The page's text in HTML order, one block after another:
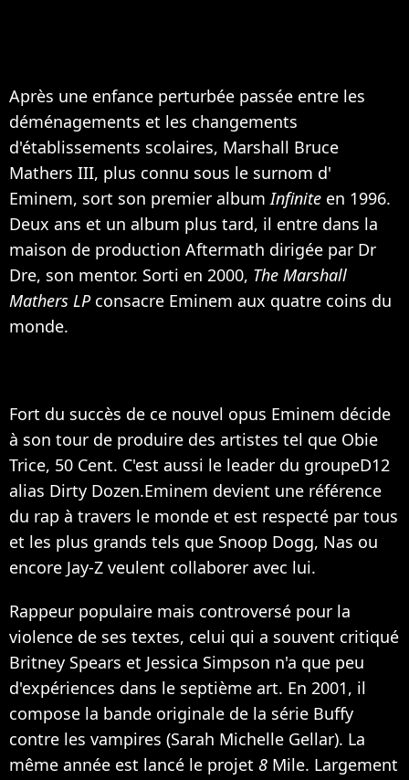
Après une enfance perturbée passée entre les
déménagements et les changements
d'établissements scolaires, Marshall Bruce
Mathers III, plus connu sous le surnom d'
Eminem, sort son premier album Infinite en 1996.
Deux ans et un album plus tard, il entre dans la
maison de production Aftermath dirigée par Dr
Dre, son mentor. Sorti en 2000, The Marshall
Mathers LPconsacre Eminem aux quatre coins du
monde.
Fort du succès de ce nouvel opus Eminem décide
à son tour de produire des artistes tel que Obie
Trice, 50 Cent. C'est aussi le leader du groupeD12
alias Dirty Dozen.Eminem devient une référence
du rap à travers le monde et est respecté par tous
et les plus grands tels que Snoop Dogg, Nas ou
encore Jay-Z veulent collaborer avec lui.
Rappeur populaire mais controversé pour la
violence de ses textes, celui qui a souvent critiqué
Britney Spears et Jessica Simpson n'a que peu
d'expériences dans le septième art. En 2001, il
compose la bande originale de la série Buffy
contre les vampires (Sarah Michelle Gellar). La
même année est lancé le projet 8 Mile. Largement